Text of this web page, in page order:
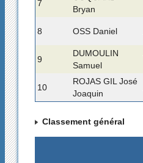
7
Bryan
8 OSS Daniel
9
DUMOULIN
Samuel
10
ROJAS GIL José
Joaquin
Classement général